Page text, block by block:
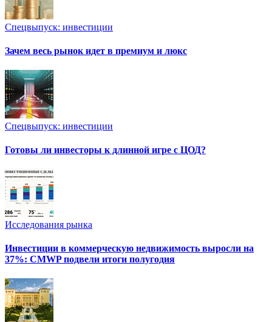
Спецвыпуск: инвестиции
Зачем весь рынок идет в премиум и люкс
Спецвыпуск: инвестиции
Готовы ли инвесторы к длинной игре с ЦОД?
Исследования рынка
Инвестиции в коммерческую недвижимость выросли на
37%: CMWP подвели итоги полугодия